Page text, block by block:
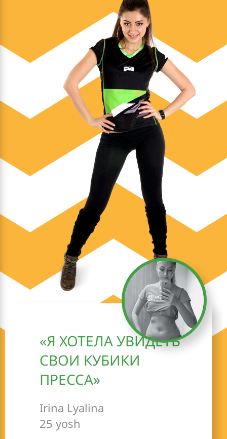
«Я ХОТЕЛА УВИДЕТЬ
СВОИ КУБИКИ
ПРЕССА»
Irina Lyalina
25 yosh